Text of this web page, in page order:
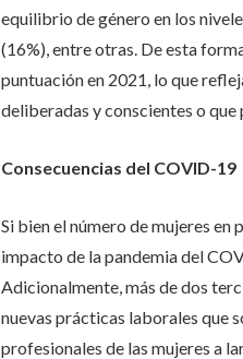
equilibrio de género en los
(16%), entre otras. De esta
puntuación en 2021, lo que
deliberadas y conscientes o
Consecuencias del COVID-19
Si bien el número de mujeres en
impacto de la pandemia del
Adicionalmente, más de dos
nuevas prácticas laborales que
profesionales de las mujeres a